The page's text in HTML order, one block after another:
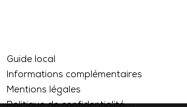
Guide local
Informations complémentaires
Mentions légales